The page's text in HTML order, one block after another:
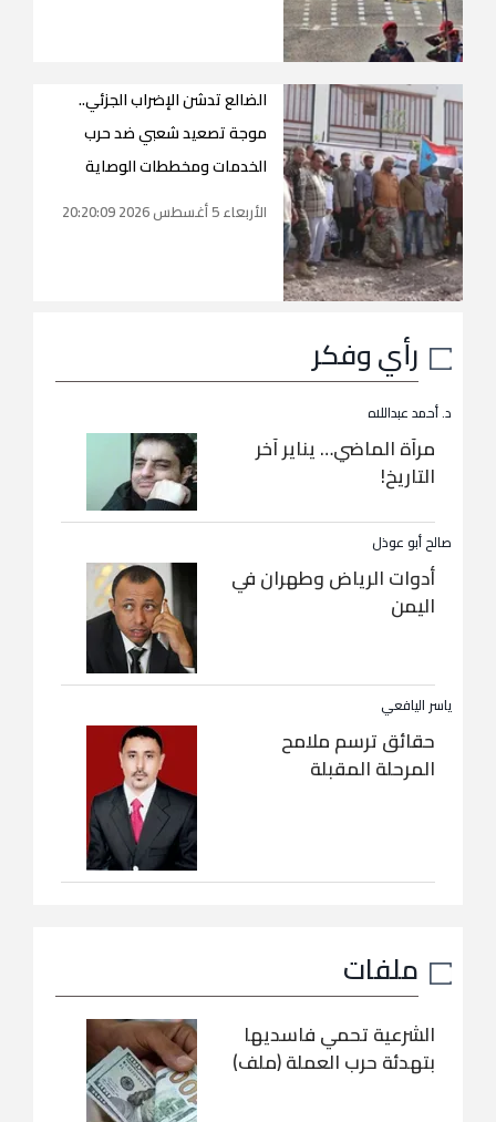
الضالع تدشن الإضراب الجزئي..
موجة تصعيد شعبي ضد حرب
الخدمات ومخططات الوصاية
الأربعاء 5 أغسطس 2026 20:20:09
رأي وفكر
د. أحمد عبداللاه
مرآة الماضي… يناير آخر
التاريخ!
صالح أبو عوذل
أدوات الرياض وطهران في
اليمن
ياسر اليافعي
حقائق ترسم ملامح
المرحلة المقبلة
ملفات
الشرعية تحمي فاسديها
بتهدئة حرب العملة (ملف)